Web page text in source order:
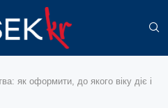
як оформити, до якого віку діє і